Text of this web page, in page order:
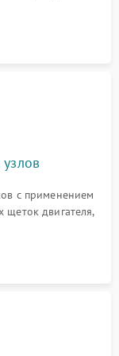
и контактов.
с применением
щеток двигателя,